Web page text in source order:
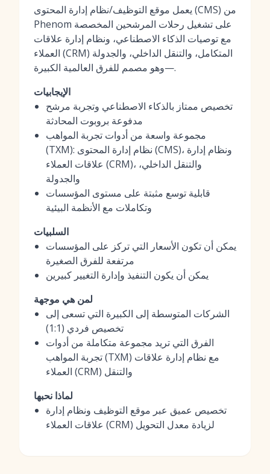
يعمل موقع التوظيف/نظام إدارة المحتوى (CMS) من
Phenom على تشغيل رحلات المرشحين المخصصة
مع توصيات الذكاء الاصطناعي، ونظام إدارة علاقات
العملاء (CRM) المتكامل، والتنقل الداخلي، والجدولة
—وهو مصمم للفرق العالمية الكبيرة.
الإيجابيات
تخصيص ممتاز بالذكاء الاصطناعي وتجربة مرشح
مدفوعة بروبوت المحادثة
مجموعة واسعة من أدوات تجربة المواهب
(TXM): نظام إدارة المحتوى (CMS)، ونظام إدارة
علاقات العملاء (CRM)، والتنقل الداخلي،
والجدولة
قابلية توسع مثبتة على مستوى المؤسسات
وتكاملات مع الأنظمة البيئية
السلبيات
يمكن أن تكون الأسعار التي تركز على المؤسسات
مرتفعة للفرق الصغيرة
يمكن أن يكون التنفيذ وإدارة التغيير كبيرين
لمن هي موجهة
الشركات المتوسطة إلى الكبيرة التي تسعى إلى
تخصيص فردي (1:1)
الفرق التي تريد مجموعة متكاملة من أدوات
تجربة المواهب (TXM) مع نظام إدارة علاقات
العملاء (CRM) والتنقل
لماذا نحبها
تخصيص عميق عبر موقع التوظيف ونظام إدارة
علاقات العملاء (CRM) لزيادة معدل التحويل